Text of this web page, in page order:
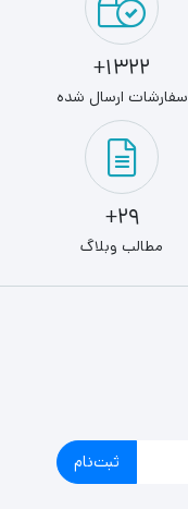
1322+
سفارشات ارسال شده
29+
مطالب وبلاگ
ثبت‌نام